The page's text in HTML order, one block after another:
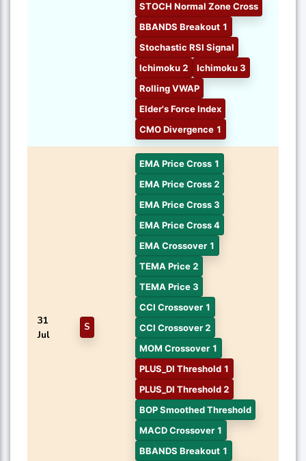
STOCH Normal Zone Cross
BBANDS Breakout 1
Stochastic RSI Signal
Ichimoku 2
Ichimoku 3
Rolling VWAP
Elder's Force Index
CMO Divergence 1
31
Jul
S
EMA Price Cross 1
EMA Price Cross 2
EMA Price Cross 3
EMA Price Cross 4
EMA Crossover 1
TEMA Price 2
TEMA Price 3
CCI Crossover 1
CCI Crossover 2
MOM Crossover 1
PLUS_DI Threshold 1
PLUS_DI Threshold 2
BOP Smoothed Threshold
MACD Crossover 1
BBANDS Breakout 1